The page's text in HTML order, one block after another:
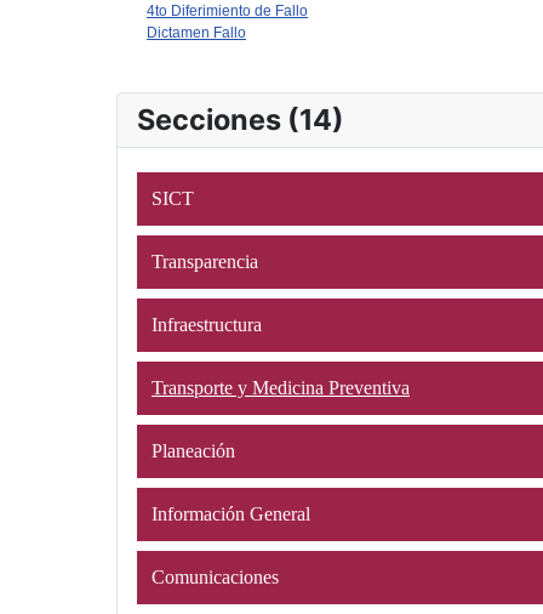
4to Diferimiento de Fallo
Dictamen Fallo
Secciones (14)
SICT
Transparencia
Infraestructura
Transporte y Medicina Preventiva
Planeación
Información General
Comunicaciones